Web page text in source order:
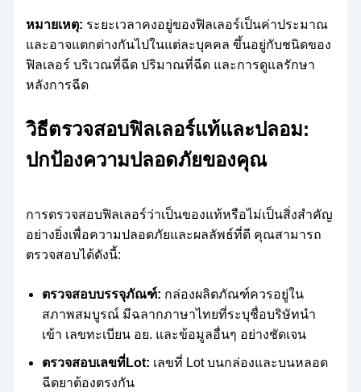
หมายเหตุ: ระยะเวลาคงอยู่ของฟิลเลอร์เป็นค่าประมาณ
และอาจแตกต่างกันไปในแต่ละบุคคล ขึ้นอยู่กับชนิดของ
ฟิลเลอร์ บริเวณที่ฉีด ปริมาณที่ฉีด และการดูแลรักษา
หลังการฉีด
วิธีตรวจสอบฟิลเลอร์แท้และปลอม:
ปกป้องความปลอดภัยของคุณ
การตรวจสอบฟิลเลอร์ว่าเป็นของแท้หรือไม่เป็นสิ่งสำคัญ
อย่างยิ่งเพื่อความปลอดภัยและผลลัพธ์ที่ดี คุณสามารถ
ตรวจสอบได้ดังนี้:
ตรวจสอบบรรจุภัณฑ์: กล่องผลิตภัณฑ์ควรอยู่ใน
สภาพสมบูรณ์ มีฉลากภาษาไทยที่ระบุชื่อบริษัทนำ
เข้า เลขทะเบียน อย. และข้อมูลอื่นๆ อย่างชัดเจน
ตรวจสอบเลขที่Lot: เลขที่ Lot บนกล่องและบนหลอด
ฉีดยาต้องตรงกัน